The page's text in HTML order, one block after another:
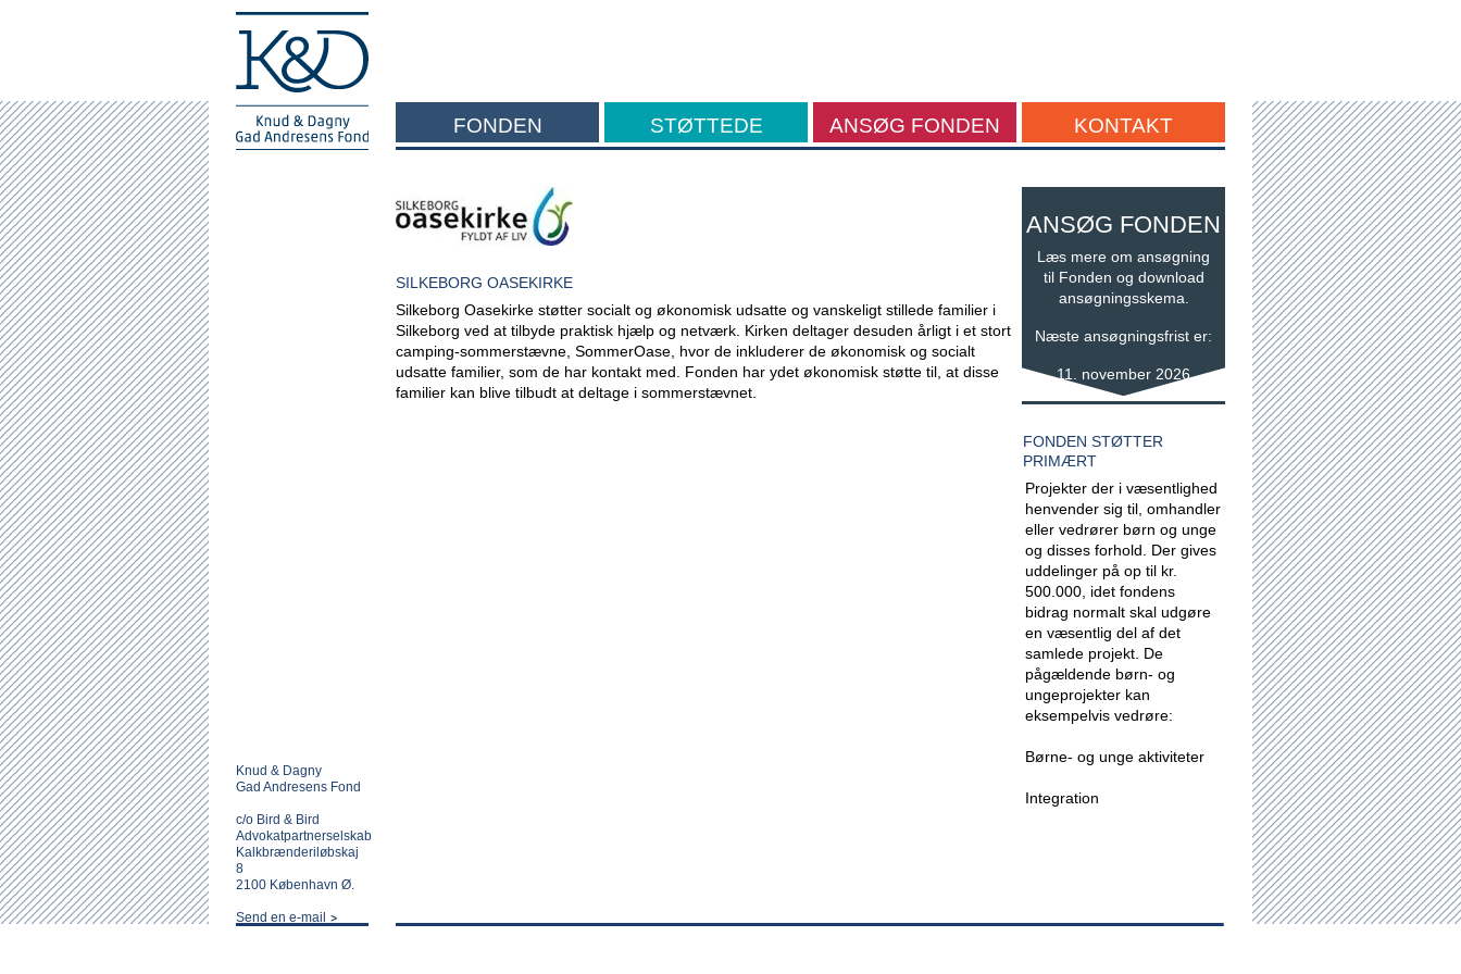
FONDEN STØTTEDE ANSØG FONDEN KONTAKT
SILKEBORG OASEKIRKE
Silkeborg Oasekirke støtter socialt og økonomisk udsatte og vanskeligt stillede familier i
Silkeborg ved at tilbyde praktisk hjælp og netværk. Kirken deltager desuden årligt i et stort
camping-sommerstævne, SommerOase, hvor de inkluderer de økonomisk og socialt
udsatte familier, som de har kontakt med. Fonden har ydet økonomisk støtte til, at disse
familier kan blive tilbudt at deltage i sommerstævnet.
ANSØG FONDEN
Læs mere om ansøgning
til Fonden og download
ansøgningsskema.
Næste ansøgningsfrist er:
11. november 2026
FONDEN STØTTER
PRIMÆRT
Projekter der i væsentlighed
henvender sig til, omhandler
eller vedrører børn og unge
og disses forhold. Der gives
uddelinger på op til kr.
500.000, idet fondens
bidrag normalt skal udgøre
en væsentlig del af det
samlede projekt. De
pågældende børn- og
ungeprojekter kan
eksempelvis vedrøre:
Børne- og unge aktiviteter
Integration
Knud & Dagny
Gad Andresens Fond
c/o Bird & Bird
Advokatpartnerselskab
Kalkbrænderiløbskaj
8
2100 København Ø.
Send en e-mail